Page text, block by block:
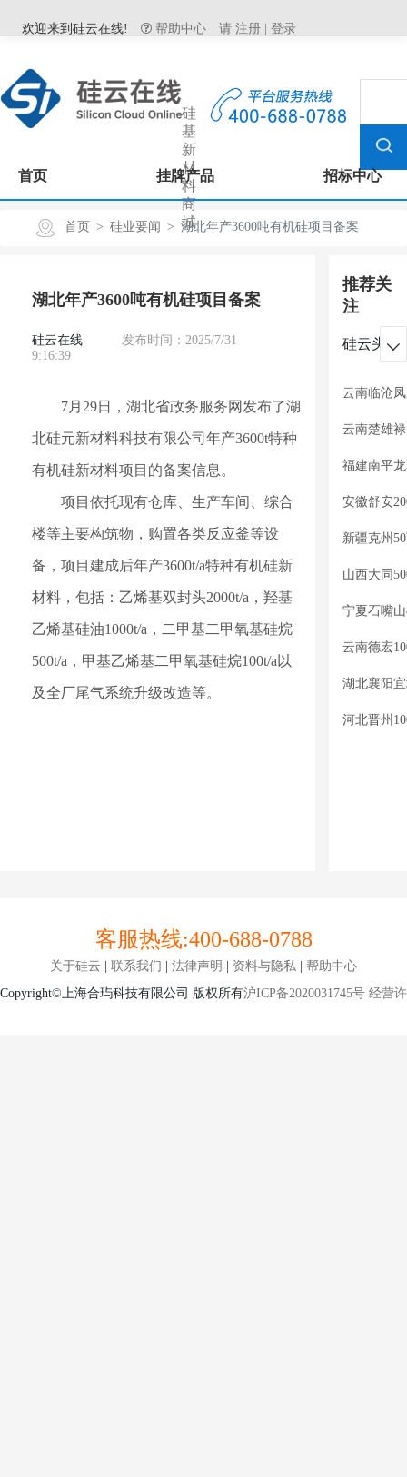
欢迎来到硅云在线! 帮助中心 请 注册 登录
硅
基
新
材
料
商
城
首页 挂牌产品 招标中心
首页 硅业要闻 湖北年产3600吨有机硅项目备案
湖北年产3600吨有机硅项目备案
硅云在线
发布时间：2025/7/31
9:16:39
7月29日，湖北省政务服务网发布了湖
北硅元新材料科技有限公司年产3600t特种
有机硅新材料项目的备案信息。
项目依托现有仓库、生产车间、综合
楼等主要构筑物，购置各类反应釜等设
备，项目建成后年产3600t/a特种有机硅新
材料，包括：乙烯基双封头2000t/a，羟基
乙烯基硅油1000t/a，二甲基二甲氧基硅烷
500t/a，甲基乙烯基二甲氧基硅烷100t/a以
及全厂尾气系统升级改造等。
推荐关
注
硅云头条

云南临沧
安徽舒安
新疆克州
山西大同
云南德宏
湖北襄阳
河北晋州
客服热线:400-688-0788
关于硅云 | 联系我们 | 法律声明 | 资料与隐私 | 帮助中心
Copyright©上海合玙科技有限公司 版权所有沪ICP备2020031745号 经营